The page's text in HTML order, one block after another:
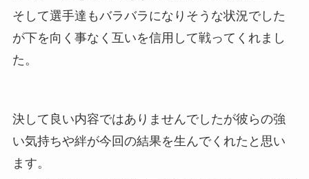
そして選手達もバラバラになりそうな状況でした
が下を向く事なく互いを信用して戦ってくれまし
た。
決して良い内容ではありませんでしたが彼らの強
い気持ちや絆が今回の結果を生んでくれたと思い
ます。